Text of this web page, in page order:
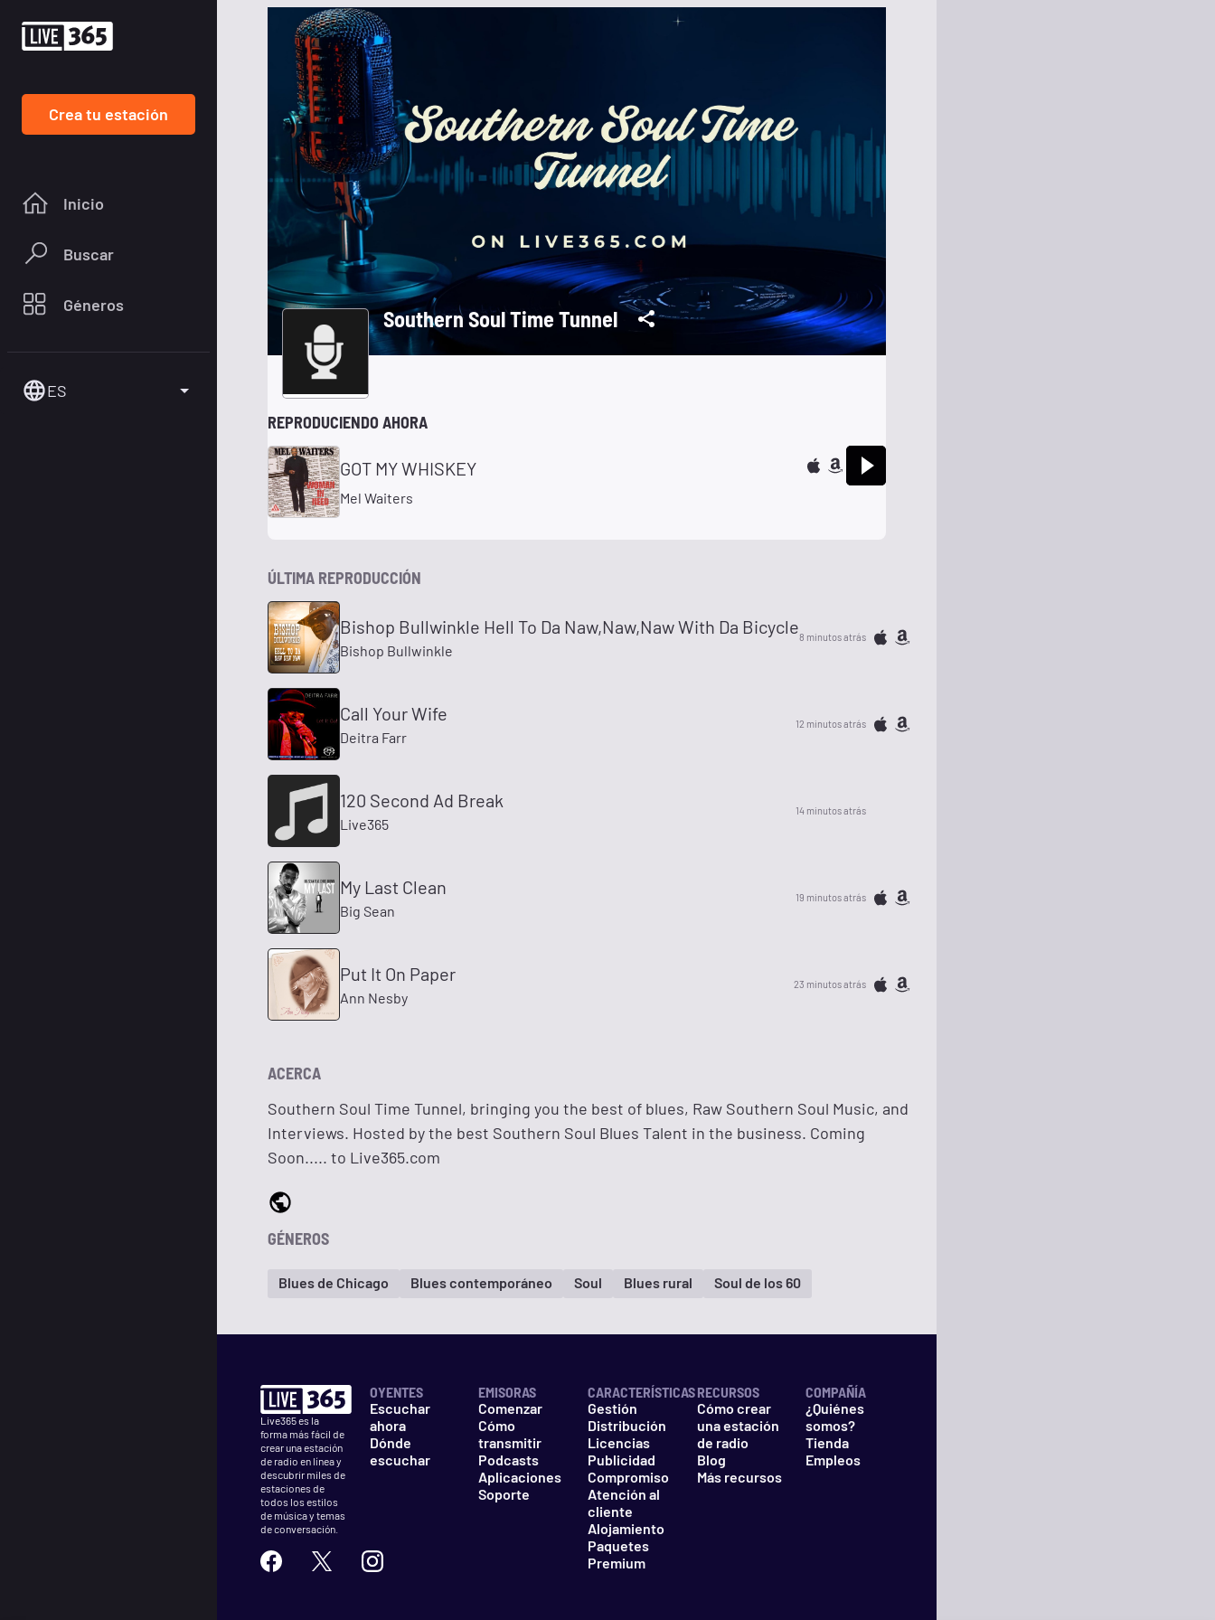
Crea tu estación
Inicio
Buscar
Géneros
ES
Southern Soul Time Tunnel
REPRODUCIENDO AHORA
GOT MY WHISKEY
Mel Waiters
ÚLTIMA REPRODUCCIÓN
Bishop Bullwinkle Hell To Da Naw,Naw,Naw With Da Bicycle
Bishop Bullwinkle
8 minutos atrás
Call Your Wife
Deitra Farr
12 minutos atrás
120 Second Ad Break
Live365
14 minutos atrás
My Last Clean
Big Sean
19 minutos atrás
Put It On Paper
Ann Nesby
23 minutos atrás
ACERCA
Southern Soul Time Tunnel, bringing you the best of blues, Raw Southern Soul Music, and
Interviews. Hosted by the best Southern Soul Blues Talent in the business. Coming
Soon..... to Live365.com
GÉNEROS
Blues de Chicago Blues contemporáneo Soul Blues rural Soul de los 60
Live365 es la
forma más fácil de
crear una estación
de radio en línea y
descubrir miles de
estaciones de
todos los estilos
de música y temas
de conversación.
OYENTES
Escuchar
ahora
Dónde
escuchar
EMISORAS
Comenzar
Cómo
transmitir
Podcasts
Aplicaciones
Soporte
CARACTERÍSTICAS
Gestión
Distribución
Licencias
Publicidad
Compromiso
Atención al
cliente
Alojamiento
Paquetes
Premium
RECURSOS
Cómo crear
una estación
de radio
Blog
Más recursos
COMPAÑÍA
¿Quiénes
somos?
Tienda
Empleos